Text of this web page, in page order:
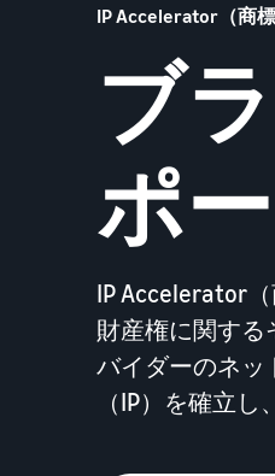
商品を登録する
配送方法を決める
お客様を集める
質問に答えておすす
カテゴリーごとの
カテゴリーごとの販売
FBA配送代行手数料
FBA配送代行手数料を確
費用の例
各カテゴリごとの費用
その他のオプションプ
質問に答えておすす
出品者様による自
配送距離やコストに応
マルチチャネルサ
自社ECや他モールの注
FBA在庫管理
ツールを活用し、在庫
中国-日本間海上輸送サ
Amazon出品アプリ
スマホで出品・注文管
プリ
ブランド構築ツー
ブランド保護と構築を
Amazon出品大学
ビジネスの成功をサポ
販売事例
Amazon出品者様の成
商品登録のマニ
商品登録手順をステッ
IP Accelerator（商
ブ
ポ
IP Accelerator
財産権に関する
バイダーのネッ
（IP）を確立